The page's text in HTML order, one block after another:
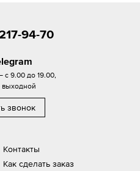
Контакты
Как сделать заказ
94-70
с 9.00 до 19.00,
звонок